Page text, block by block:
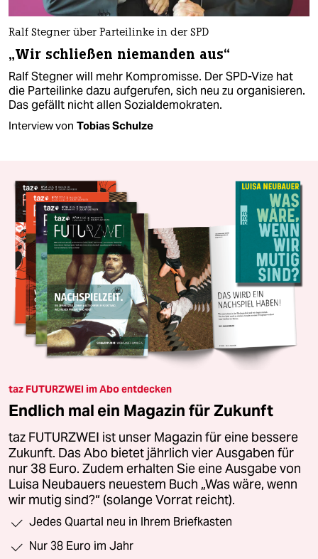
Ralf Stegner über Parteilinke in der SPD
„Wir schließen niemanden aus“
Ralf Stegner will mehr Kompromisse. Der SPD-Vize hat
die Parteilinke dazu aufgerufen, sich neu zu organisieren.
Das gefällt nicht allen Sozialdemokraten.
Interview von Tobias Schulze
taz FUTURZWEI im Abo entdecken
Endlich mal ein Magazin für Zukunft
taz FUTURZWEI ist unser Magazin für eine bessere
Zukunft. Das Abo bietet jährlich vier Ausgaben für
nur 38 Euro. Zudem erhalten Sie eine Ausgabe von
Luisa Neubauers neuestem Buch „Was wäre, wenn
wir mutig sind?“ (solange Vorrat reicht).
Jedes Quartal neu in Ihrem Briefkasten
Nur 38 Euro im Jahr